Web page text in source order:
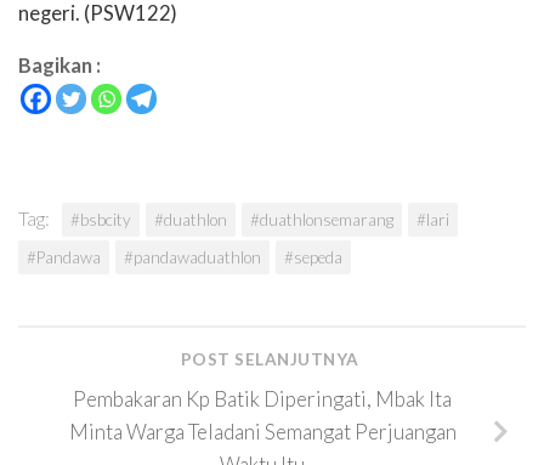
negeri. (PSW122)
Bagikan :
Tag: #bsbcity #duathlon #duathlonsemarang
#lari
#Pandawa
#pandawaduathlon #sepeda
POST SELANJUTNYA
Pembakaran Kp Batik Diperingati, Mbak Ita
Minta Warga Teladani Semangat Perjuangan